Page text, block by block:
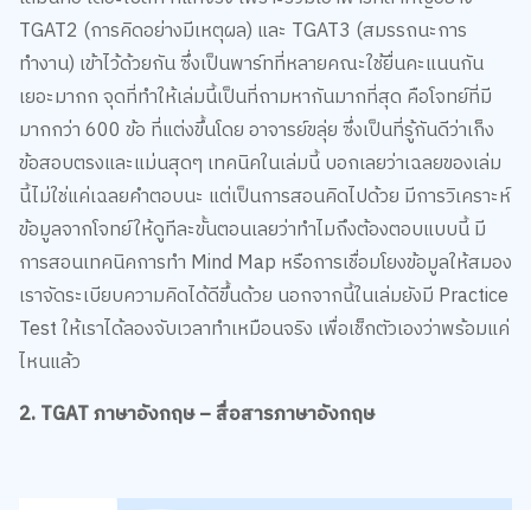
TGAT2 (การคิดอย่างมีเหตุผล) และ TGAT3 (สมรรถนะการ
ทำงาน) เข้าไว้ด้วยกัน ซึ่งเป็นพาร์ทที่หลายคณะใช้ยื่นคะแนนกัน
เยอะมากก จุดที่ทำให้เล่มนี้เป็นที่ถามหากันมากที่สุด คือโจทย์ที่มี
มากกว่า 600 ข้อ ที่แต่งขึ้นโดย อาจารย์ขลุ่ย ซึ่งเป็นที่รู้กันดีว่าเก็ง
ข้อสอบตรงและแม่นสุดๆ เทคนิคในเล่มนี้ บอกเลยว่าเฉลยของเล่ม
นี้ไม่ใช่แค่เฉลยคำตอบนะ แต่เป็นการสอนคิดไปด้วย มีการวิเคราะห์
ข้อมูลจากโจทย์ให้ดูทีละขั้นตอนเลยว่าทำไมถึงต้องตอบแบบนี้ มี
การสอนเทคนิคการทำ Mind Map หรือการเชื่อมโยงข้อมูลให้สมอง
เราจัดระเบียบความคิดได้ดีขึ้นด้วย นอกจากนี้ในเล่มยังมี Practice
Test ให้เราได้ลองจับเวลาทำเหมือนจริง เพื่อเช็กตัวเองว่าพร้อมแค่
ไหนแล้ว
2. TGAT ภาษาอังกฤษ – สื่อสารภาษาอังกฤษ